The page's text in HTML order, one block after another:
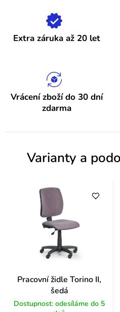
h
o
e
Extra záruka až 20 let
Vrácení zboží do 30 dní
zdarma
Varianty a
Pracovní židle Torino II,
šedá
Dostupnost: odesíláme do 5